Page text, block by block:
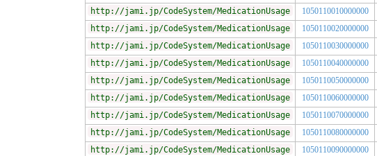
http://jami.jp/CodeSystem/MedicationUsage
1050110010000000
http://jami.jp/CodeSystem/MedicationUsage
1050110020000000
http://jami.jp/CodeSystem/MedicationUsage
1050110030000000
http://jami.jp/CodeSystem/MedicationUsage
1050110040000000
http://jami.jp/CodeSystem/MedicationUsage
1050110050000000
http://jami.jp/CodeSystem/MedicationUsage
1050110060000000
http://jami.jp/CodeSystem/MedicationUsage
1050110070000000
http://jami.jp/CodeSystem/MedicationUsage
1050110080000000
http://jami.jp/CodeSystem/MedicationUsage
1050110090000000